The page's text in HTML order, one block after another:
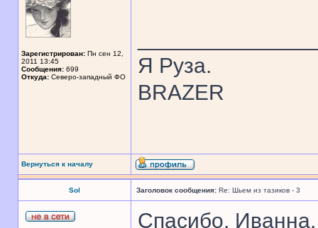
Зарегистрирован: Пн сен 12,
2011 13:45
Сообщения: 699
Откуда: Северо-западный ФО
Я Руза.
BRAZER
Вернуться к началу
Sol Заголовок сообщения: Re: Шьем из тазиков - 3
Спасибо,